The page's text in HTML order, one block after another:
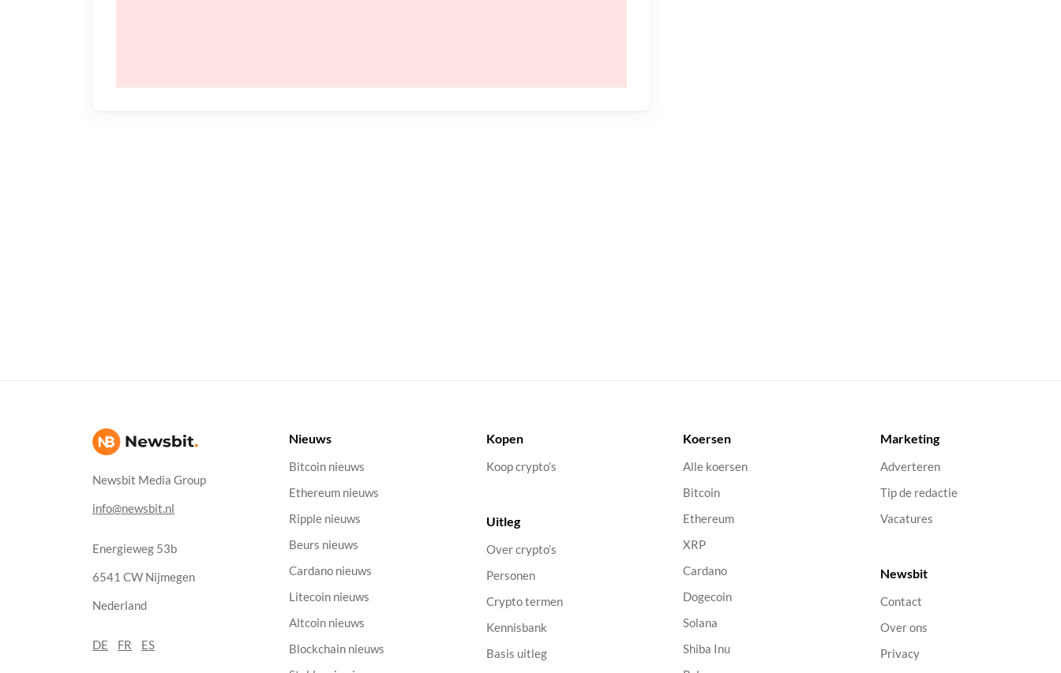
Newsbit Media Group
info@newsbit.nl
Energieweg 53b
6541 CW Nijmegen
Nederland
DE FR ES
Nieuws
Bitcoin nieuws
Ethereum nieuws
Ripple nieuws
Beurs nieuws
Cardano nieuws
Litecoin nieuws
Altcoin nieuws
Blockchain nieuws
Kopen
Koop crypto’s
Uitleg
Over crypto’s
Personen
Crypto termen
Kennisbank
Basis uitleg
Koersen
Alle koersen
Bitcoin
Ethereum
XRP
Cardano
Dogecoin
Solana
Shiba Inu
Marketing
Adverteren
Tip de redactie
Vacatures
Newsbit
Contact
Over ons
Privacy